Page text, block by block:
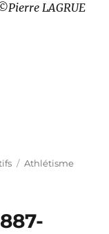
LAGRUE
Étiquettes
Athlétisme